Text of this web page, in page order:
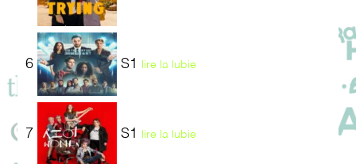
6 S1 lire la lubie
7 S1 lire la lubie